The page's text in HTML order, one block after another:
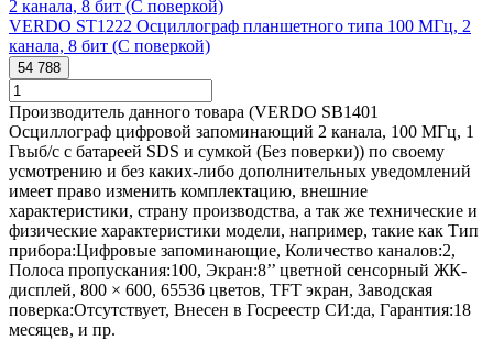
VERDO ST1222 Осциллограф планшетного типа 100 МГц, 2
канала, 8 бит (С поверкой)
54 788
Производитель данного товара (VERDO SB1401
Осциллограф цифровой запоминающий 2 канала, 100 МГц, 1
Гвыб/с с батареей SDS и сумкой (Без поверки)) по своему
усмотрению и без каких-либо дополнительных уведомлений
имеет право изменить комплектацию, внешние
характеристики, страну производства, а так же технические и
физические характеристики модели, например, такие как Тип
прибора:Цифровые запоминающие, Количество каналов:2,
Полоса пропускания:100, Экран:8’’ цветной сенсорный ЖК-
дисплей, 800 × 600, 65536 цветов, TFT экран, Заводская
поверка:Отсутствует, Внесен в Госреестр СИ:да, Гарантия:18
месяцев, и пр.